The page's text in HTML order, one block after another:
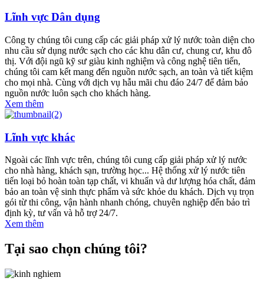
Lĩnh vực Dân dụng
Công ty chúng tôi cung cấp các giải pháp xử lý nước toàn diện cho
nhu cầu sử dụng nước sạch cho các khu dân cư, chung cư, khu đô
thị. Với đội ngũ kỹ sư giàu kinh nghiệm và công nghệ tiên tiến,
chúng tôi cam kết mang đến nguồn nước sạch, an toàn và tiết kiệm
cho mọi nhà. Cùng với dịch vụ hẫu mãi chu đáo 24/7 để đảm bảo
nguồn nước luôn sạch cho khách hàng.
Xem thêm
Lĩnh vực khác
Ngoài các lĩnh vực trên, chúng tôi cung cấp giải pháp xử lý nước
cho nhà hàng, khách sạn, trường học... Hệ thống xử lý nước tiên
tiến loại bỏ hoàn toàn tạp chất, vi khuẩn và dư lượng hóa chất, đảm
bảo an toàn vệ sinh thực phẩm và sức khỏe du khách. Dịch vụ trọn
gói từ thi công, vận hành nhanh chóng, chuyên nghiệp đến bảo trì
định kỳ, tư vấn và hỗ trợ 24/7.
Xem thêm
Tại sao chọn chúng tôi?